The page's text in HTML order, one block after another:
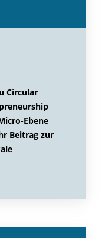
Circular
Ebene
Beitrag zur